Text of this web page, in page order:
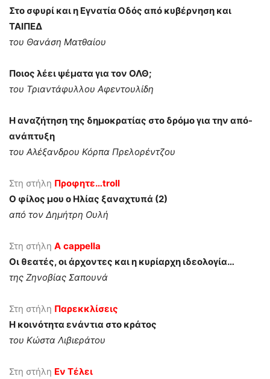
Στο σφυρί και η Εγνατία Οδός από κυβέρνηση και
ΤΑΙΠΕΔ
του Θανάση Ματθαίου
Ποιος λέει ψέματα για τον ΟΛΘ;
του Τριαντάφυλλου Αφεντουλίδη
Η αναζήτηση της δημοκρατίας στο δρόμο για την από-
ανάπτυξη
του Αλέξανδρου Κόρπα Πρελορέντζου
Στη στήλη Προφητε…troll
Ο φίλος μου ο Ηλίας ξαναχτυπά (2)
από τον Δημήτρη Ουλή
Στη στήλη A cappella
Οι θεατές, οι άρχοντες και η κυρίαρχη ιδεολογία…
της Ζηνοβίας Σαπουνά
Στη στήλη Παρεκκλίσεις
Η κοινότητα ενάντια στο κράτος
του Κώστα Λιβιεράτου
Στη στήλη Εν Τέλει